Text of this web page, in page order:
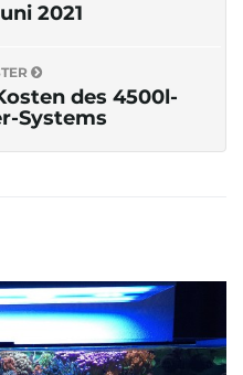
2021
des 4500l-
Systems